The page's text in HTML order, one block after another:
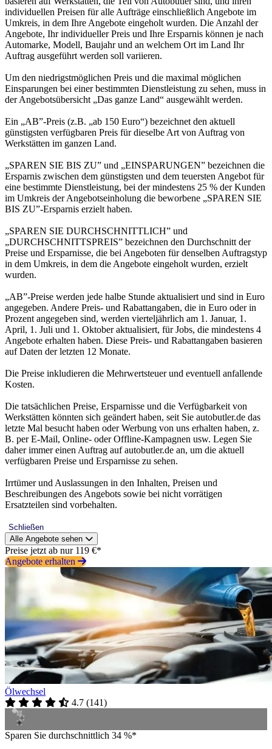
individuellen Preisen für alle Aufträge einschließlich Angebote im
Umkreis, in dem Ihre Angebote eingeholt wurden. Die Anzahl der
Angebote, Ihr individueller Preis und Ihre Ersparnis können je nach
Automarke, Modell, Baujahr und an welchem Ort im Land Ihr
Auftrag ausgeführt werden soll variieren.
Um den niedrigstmöglichen Preis und die maximal möglichen
Einsparungen bei einer bestimmten Dienstleistung zu sehen, muss in
der Angebotsübersicht „Das ganze Land“ ausgewählt werden.
Ein „AB”-Preis (z.B. „ab 150 Euro“) bezeichnet den aktuell
günstigsten verfügbaren Preis für dieselbe Art von Auftrag von
Werkstätten im ganzen Land.
„SPAREN SIE BIS ZU” und „EINSPARUNGEN” bezeichnen die
Ersparnis zwischen dem günstigsten und dem teuersten Angebot für
eine bestimmte Dienstleistung, bei der mindestens 25 % der Kunden
im Umkreis der Angebotseinholung die beworbene „SPAREN SIE
BIS ZU”-Ersparnis erzielt haben.
„SPAREN SIE DURCHSCHNITTLICH” und
„DURCHSCHNITTSPREIS” bezeichnen den Durchschnitt der
Preise und Ersparnisse, die bei Angeboten für denselben Auftragstyp
in dem Umkreis, in dem die Angebote eingeholt wurden, erzielt
wurden.
„AB”-Preise werden jede halbe Stunde aktualisiert und sind in Euro
angegeben. Andere Preis- und Rabattangaben, die in Euro oder in
Prozent angegeben sind, werden vierteljährlich am 1. Januar, 1.
April, 1. Juli und 1. Oktober aktualisiert, für Jobs, die mindestens 4
Angebote erhalten haben. Diese Preis- und Rabattangaben basieren
auf Daten der letzten 12 Monate.
Die Preise inkludieren die Mehrwertsteuer und eventuell anfallende
Kosten.
Die tatsächlichen Preise, Ersparnisse und die Verfügbarkeit von
Werkstätten könnten sich geändert haben, seit Sie autobutler.de das
letzte Mal besucht haben oder Werbung von uns erhalten haben, z.
B. per E-Mail, Online- oder Offline-Kampagnen usw. Legen Sie
daher immer einen Auftrag auf autobutler.de an, um die aktuell
verfügbaren Preise und Ersparnisse zu sehen.
Irrtümer und Auslassungen in den Inhalten, Preisen und
Beschreibungen des Angebots sowie bei nicht vorrätigen
Ersatzteilen sind vorbehalten.
Schließen
Alle Angebote sehen
Preise jetzt ab nur 119 €*
Angebote erhalten
Ölwechsel
4.7 (141)
Sparen Sie durchschnittlich 34 %*